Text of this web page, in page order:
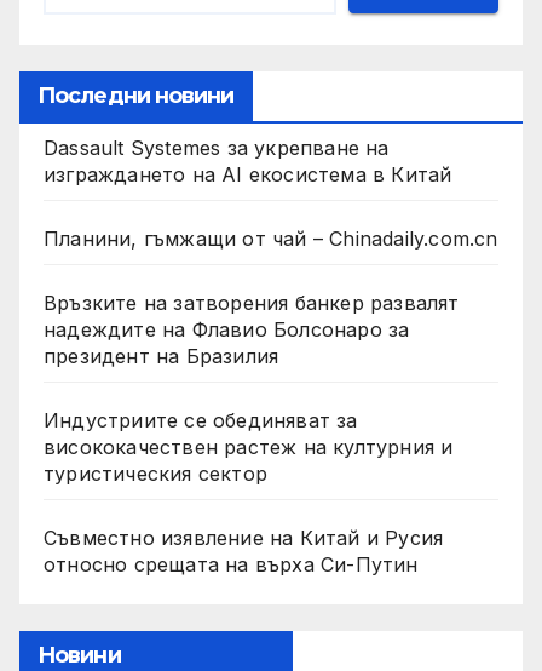
Последни новини
Dassault Systemes за укрепване на
изграждането на AI екосистема в Китай
Планини, гъмжащи от чай – Chinadaily.com.cn
Връзките на затворения банкер развалят
надеждите на Флавио Болсонаро за
президент на Бразилия
Индустриите се обединяват за
висококачествен растеж на културния и
туристическия сектор
Съвместно изявление на Китай и Русия
относно срещата на върха Си-Путин
Новини